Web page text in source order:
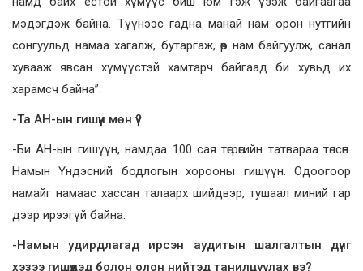
мэдэгдэж байна. Түүнээс гадна манай нам орон нутгийн
сонгуульд намаа хагалж, бутаргаж, өөр нам байгуулж, санал
хувааж явсан хүмүүстэй хамтарч байгаад би хувьд их
харамсч байна”.
-Та АН-ын гишүүн мөн үү?
-Би АН-ын гишүүн, намдаа 100 сая төгрөгийн татвараа төлсөн.
Намын Үндэсний бодлогын хорооны гишүүн. Одоогоор
намайг намаас хассан талаарх шийдвэр, тушаал миний гар
дээр ирээгүй байна.
-Намын удирдлагад ирсэн аудитын шалгалтын дүнг
хэзээ гишүүдэд болон олон нийтэд танилцуулах вэ?